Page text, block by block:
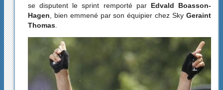
se disputent le sprint remporté parEdvald Boasson-
Hagen , bien emmené par son équipier chez Sky Geraint
Thomas